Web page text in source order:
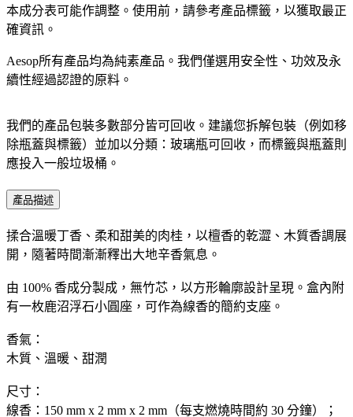
本成分表可能作調整。使用前，請參考產品標籤，以獲取最正
確資訊。​
Aesop所有產品均為純素產品。我們僅選用安全性、功效及永
續性經過認證的原料。​
我們的產品包裝多數部分皆可回收。建議您拆解包裝（例如移
除瓶蓋與標籤）並加以分類：玻璃瓶可回收，而標籤與瓶蓋則
應投入一般垃圾桶。​
產品描述
揉合溫暖丁香、柔和甜美的肉桂，以檀香的乾澀、木質香調展
開，隨著時間漸漸釋出大地辛香氣息。 ​ ​
由 100% 香成分製成，無竹芯，以方形輪廓設計呈現。盒內附
有一枚鹿沼浮石小圓座，可作為線香的簡約支座。
香氣：
木質、溫暖、甜潤
尺寸：
線香：150 mm x 2 mm x 2 mm（每支燃燒時間約 30 分鐘）；